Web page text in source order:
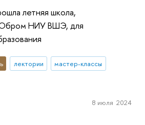
летняя школа,
НИУ ВШЭ, для
лектории
мастер-классы
8 июля 2024